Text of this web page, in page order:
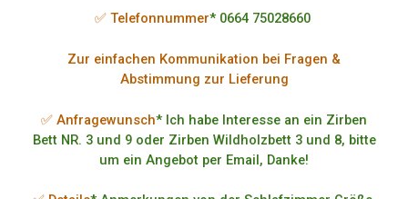
✅ Telefonnummer* 0664 75028660
Zur einfachen Kommunikation bei Fragen &
Abstimmung zur Lieferung
✅ Anfragewunsch* Ich habe Interesse an ein Zirben
Bett NR. 3 und 9 oder Zirben Wildholzbett 3 und 8, bitte
um ein Angebot per Email, Danke!